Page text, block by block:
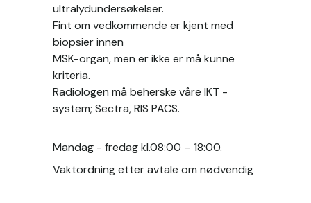
ultralydundersøkelser.
Fint om vedkommende er kjent med
biopsier innen
MSK-organ, men er ikke er må kunne
kriteria.
Radiologen må beherske våre IKT -
system; Sectra, RIS PACS.
Mandag - fredag kl.08:00 – 18:00.
Vaktordning etter avtale om nødvendig